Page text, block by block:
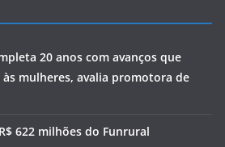
20 anos com avanços que
mulheres, avalia promotora de
622 milhões do Funrural